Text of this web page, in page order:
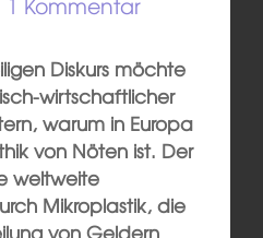
Diskurs möchte
wirtschaftlicher
warum in Europa
von Nöten ist. Der
weltweite
Mikroplastik, die
von Geldern